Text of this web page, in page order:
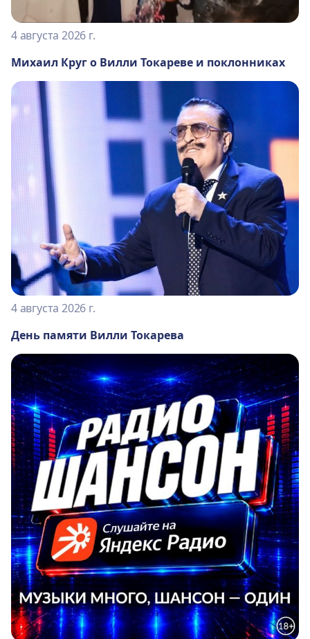
4 августа 2026 г.
Михаил Круг о Вилли Токареве и поклонниках
4 августа 2026 г.
День памяти Вилли Токарева